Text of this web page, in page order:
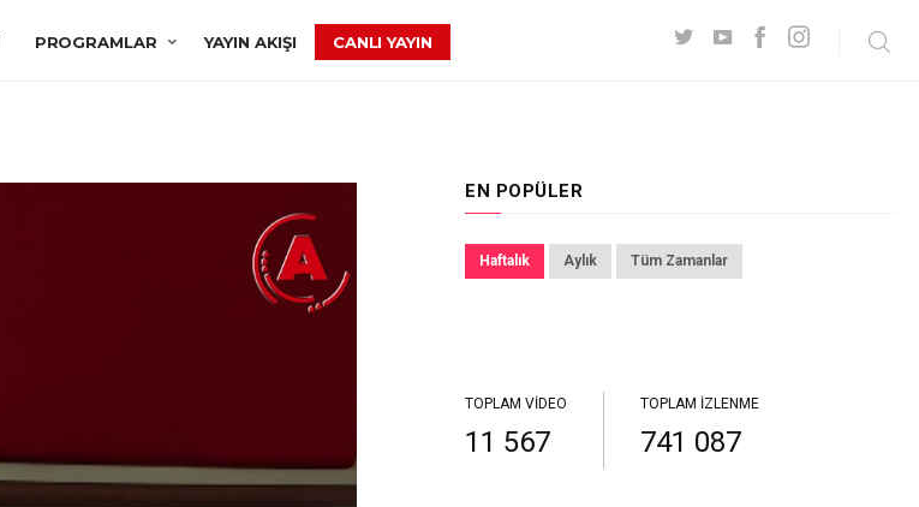
PROGRAMLAR YAYIN AKIŞI CANLI YAYIN
EN POPÜLER
Haftalık Aylık Tüm Zamanlar
TOPLAM VIDEO
11 567
TOPLAM İZLENME
741 087